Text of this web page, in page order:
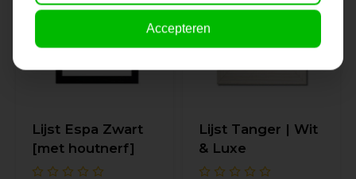
Lijst Espa Zwart
[met houtnerf]
Lijst Tanger | Wit
& Luxe
Accepteren